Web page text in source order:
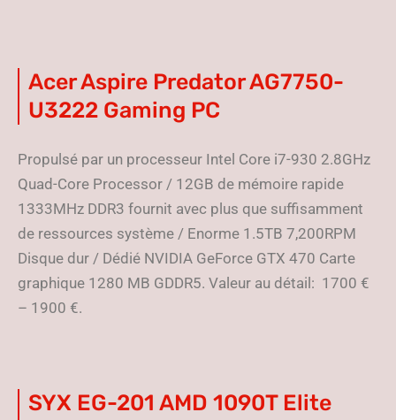
Acer Aspire Predator AG7750-
U3222 Gaming PC
Propulsé par un processeur Intel Core i7-930 2.8GHz
Quad-Core Processor / 12GB de mémoire rapide
1333MHz DDR3 fournit avec plus que suffisamment
de ressources système / Enorme 1.5TB 7,200RPM
Disque dur / Dédié NVIDIA GeForce GTX 470 Carte
graphique 1280 MB GDDR5. Valeur au détail: 1700 €
– 1900 €.
SYX EG-201 AMD 1090T Elite